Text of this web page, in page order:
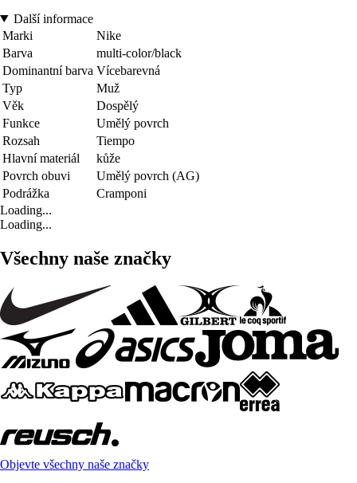
Další informace
Marki
Nike
Barva
multi-color/black
Dominantní barva Vícebarevná
Typ
Muž
Věk
Dospělý
Funkce
Umělý povrch
Rozsah
Tiempo
Hlavní materiál
kůže
Povrch obuvi
Umělý povrch (AG)
Podrážka
Cramponi
Loading...
Loading...
Všechny naše značky
Objevte všechny naše značky